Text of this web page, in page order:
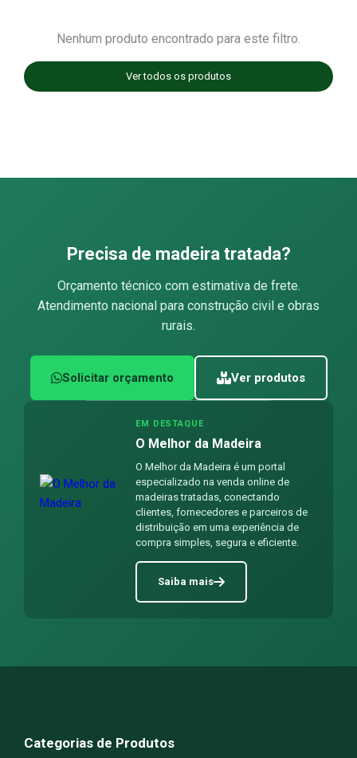
Nenhum produto encontrado para este filtro.
Ver todos os produtos
Precisa de madeira tratada?
Orçamento técnico com estimativa de frete.
Atendimento nacional para construção civil e obras
rurais.
Solicitar orçamento Ver produtos
EM DESTAQUE
O Melhor da Madeira
O Melhor da Madeira é um portal
especializado na venda online de
madeiras tratadas, conectando
clientes, fornecedores e parceiros de
distribuição em uma experiência de
compra simples, segura e eficiente.
Saiba mais
Categorias de Produtos